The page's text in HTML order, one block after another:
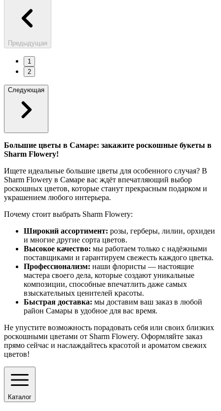
Предыдущая
1
2
Следующая
Большие цветы в Самаре: закажите роскошные букеты в
Sharm Flowery!
Ищете идеальные большие цветы для особенного случая? В
Sharm Flowery в Самаре вас ждёт впечатляющий выбор
роскошных цветов, которые станут прекрасным подарком и
украшением любого интерьера.
Почему стоит выбрать Sharm Flowery:
Широкий ассортимент: розы, герберы, лилии, орхидеи
и многие другие сорта цветов.
Высокое качество: мы работаем только с надёжными
поставщиками и гарантируем свежесть каждого цветка.
Профессионализм: наши флористы — настоящие
мастера своего дела, которые создают уникальные
композиции, способные впечатлить даже самых
взыскательных ценителей красоты.
Быстрая доставка: мы доставим ваш заказ в любой
район Самары в удобное для вас время.
Не упустите возможность порадовать себя или своих близких
роскошными цветами от Sharm Flowery. Оформляйте заказ
прямо сейчас и наслаждайтесь красотой и ароматом свежих
цветов!
Каталог